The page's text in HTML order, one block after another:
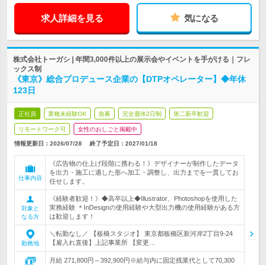
求人詳細を見る 気になる
株式会社トーガシ | 年間3,000件以上の展示会やイベントを手がける｜フレ
ックス制
《東京》総合プロデュース企業の【DTPオペレーター】◆年休
123日
正社員 業種未経験OK 急募 完全週休2日制 第二新卒歓迎
リモートワーク可 女性のおしごと掲載中
情報更新日：2026/07/28 終了予定日： 2027/01/18
仕事内容
《広告物の仕上げ段階に携わる！》デザイナーが制作したデータ
を出力・施工に適した形へ加工・調整し、出力までを一貫してお
任せします。
対象と
なる方
《経験者歓迎！》◆高卒以上◆Illustrator、Photoshopを使用した
実務経験 ＊InDesignの使用経験や大型出力機の使用経験がある方
は歓迎します！
勤務地
＼転勤なし／ 【板橋スタジオ】 東京都板橋区新河岸2丁目9-24
【雇入れ直後】上記事業所 【変更…
月給 271,800円～392,900円※給与内に固定残業代として70,300